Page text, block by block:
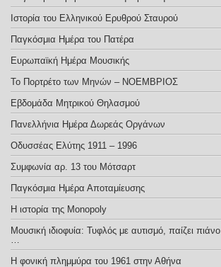
Ιστορία του Ελληνικού Ερυθρού Σταυρού
Παγκόσμια Ημέρα του Πατέρα
Ευρωπαϊκή Ημέρα Μουσικής
Το Πορτρέτο των Μηνών – ΝΟΕΜΒΡΙΟΣ
Εβδομάδα Μητρικού Θηλασμού
Πανελλήνια Ημέρα Δωρεάς Οργάνων
Οδυσσέας Ελύτης 1911 – 1996
Συμφωνία αρ. 13 του Μότσαρτ
Παγκόσμια Ημέρα Αποταμίευσης
Η ιστορία της Monopoly
Μουσική ιδιοφυία: Τυφλός με αυτισμό, παίζει πιάνο
…
Η φονική πλημμύρα του 1961 στην Αθήνα